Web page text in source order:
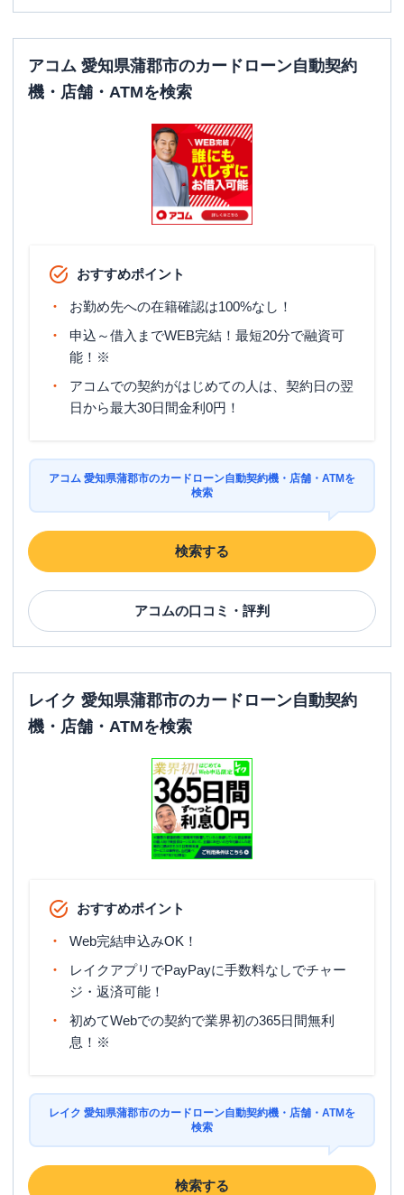
アコム 愛知県蒲郡市のカードローン自動契約
機・店舗・ATMを検索
おすすめポイント
お勤め先への在籍確認は100%なし！
申込～借入までWEB完結！最短20分で融資可
能！※
アコムでの契約がはじめての人は、契約日の翌
日から最大30日間金利0円！
アコム 愛知県蒲郡市のカードローン自動契約機・店舗・ATMを
検索
検索する
アコムの口コミ・評判
レイク 愛知県蒲郡市のカードローン自動契約
機・店舗・ATMを検索
おすすめポイント
Web完結申込みOK！
レイクアプリでPayPayに手数料なしでチャー
ジ・返済可能！
初めてWebでの契約で業界初の365日間無利
息！※
レイク 愛知県蒲郡市のカードローン自動契約機・店舗・ATMを
検索
検索する